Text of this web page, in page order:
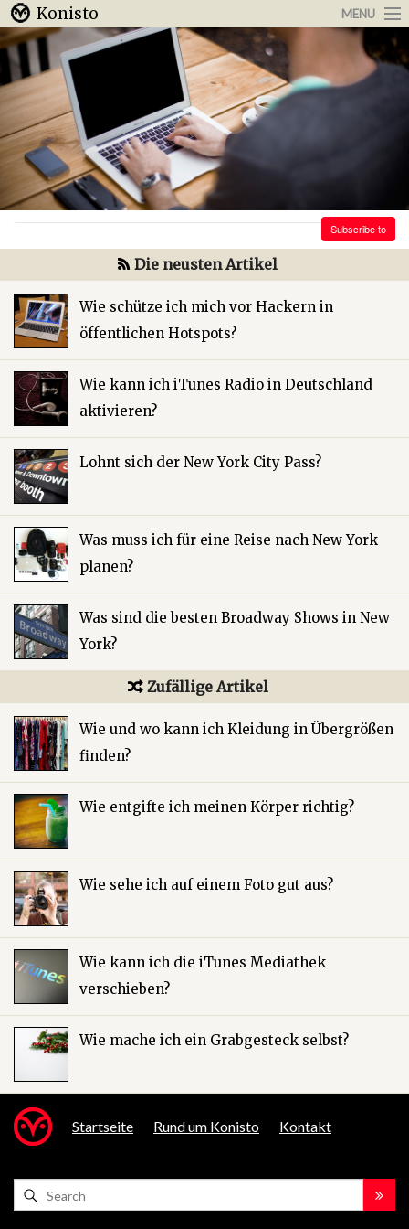
Konisto MENU
Arbeit & Karriere
Internet
Urlaub & Reisen
Subscribe to
Die neusten Artikel
Wie schütze ich mich vor Hackern in
öffentlichen Hotspots?
Wie kann ich iTunes Radio in Deutschland
aktivieren?
Lohnt sich der New York City Pass?
Was muss ich für eine Reise nach New York
planen?
Was sind die besten Broadway Shows in New
York?
Zufällige Artikel
Wie und wo kann ich Kleidung in Übergrößen
finden?
Wie entgifte ich meinen Körper richtig?
Wie sehe ich auf einem Foto gut aus?
Wie kann ich die iTunes Mediathek
verschieben?
Wie mache ich ein Grabgesteck selbst?
Startseite Rund um Konisto Kontakt